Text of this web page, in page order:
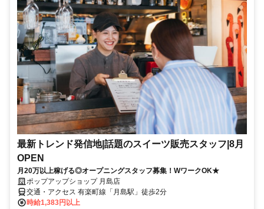
最新トレンド発信地|話題のスイーツ販売スタッフ|8月
OPEN
月20万以上稼げる◎オープニングスタッフ募集！WワークOK★
ポップアップショップ 月島店
交通・アクセス 有楽町線「月島駅」徒歩2分
時給1,383円以上